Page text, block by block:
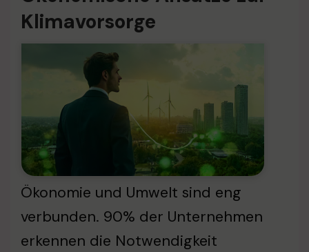
Klimavorsorge
Ökonomie und Umwelt sind eng
verbunden. 90% der Unternehmen
erkennen die Notwendigkeit